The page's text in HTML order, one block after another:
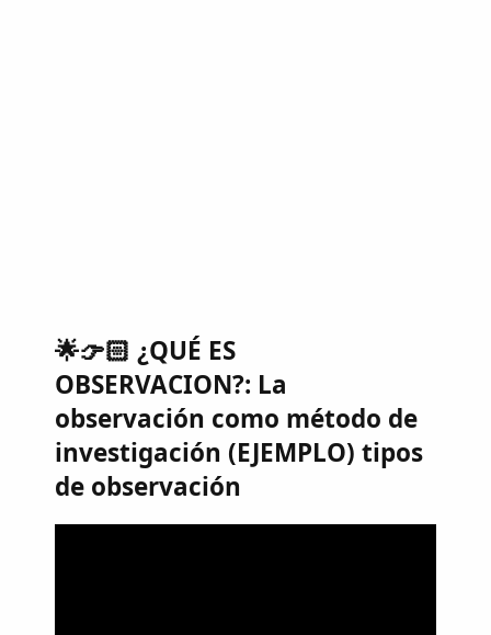
🌟👉🏻 ¿QUÉ ES
OBSERVACION?: La
observación como método de
investigación (EJEMPLO) tipos
de observación